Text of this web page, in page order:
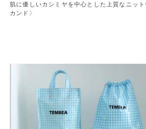
肌に優しいカシミヤを中心とした上質なニッ
カンド〉